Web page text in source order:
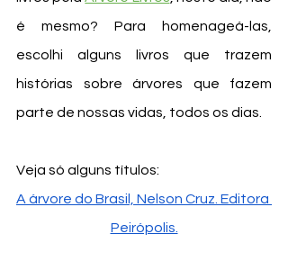
é mesmo? Para homenageá-las,
escolhi alguns livros que trazem
histórias sobre árvores que fazem
parte de nossas vidas, todos os dias.
Veja só alguns títulos:
A árvore do Brasil, Nelson Cruz . Editora
Peirópolis.